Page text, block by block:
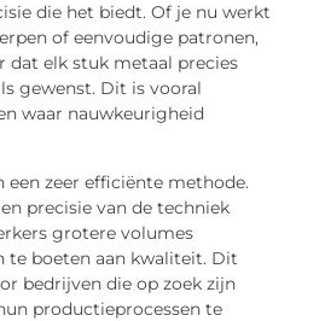
die het biedt. Of je nu werkt
of eenvoudige patronen,
dat elk stuk metaal precies
gewenst. Dit is vooral
waar nauwkeurigheid
een zeer efficiënte methode.
precisie van de techniek
grotere volumes
te boeten aan kwaliteit. Dit
bedrijven die op zoek zijn
productieprocessen te